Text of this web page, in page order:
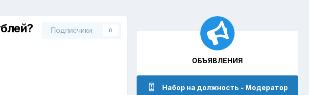
Подписчики 0
ОБЪЯВЛЕНИЯ
Набор на должность - Модератор